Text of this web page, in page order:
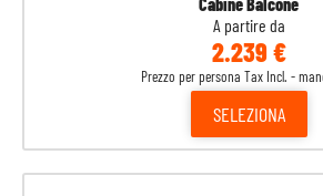
A partire da
2.239 €
Prezzo per persona Tax Incl. -
SELEZIONA
Port Canaveral